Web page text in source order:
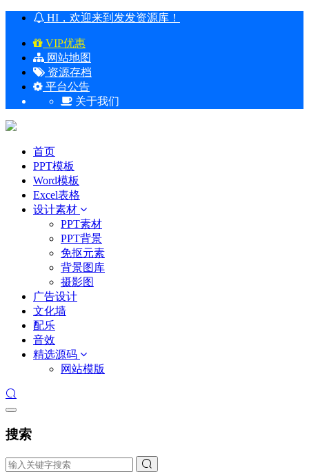
HI，欢迎来到发发资源库！
VIP优惠
网站地图
资源存档
平台公告
关于我们
首页
PPT模板
Word模板
Excel表格
设计素材
PPT素材
PPT背景
免抠元素
背景图库
摄影图
广告设计
文化墙
配乐
音效
精选源码
网站模版
搜索